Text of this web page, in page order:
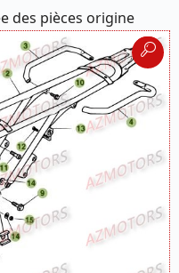
des pièces origine